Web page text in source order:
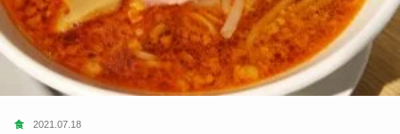
食 2021.07.18